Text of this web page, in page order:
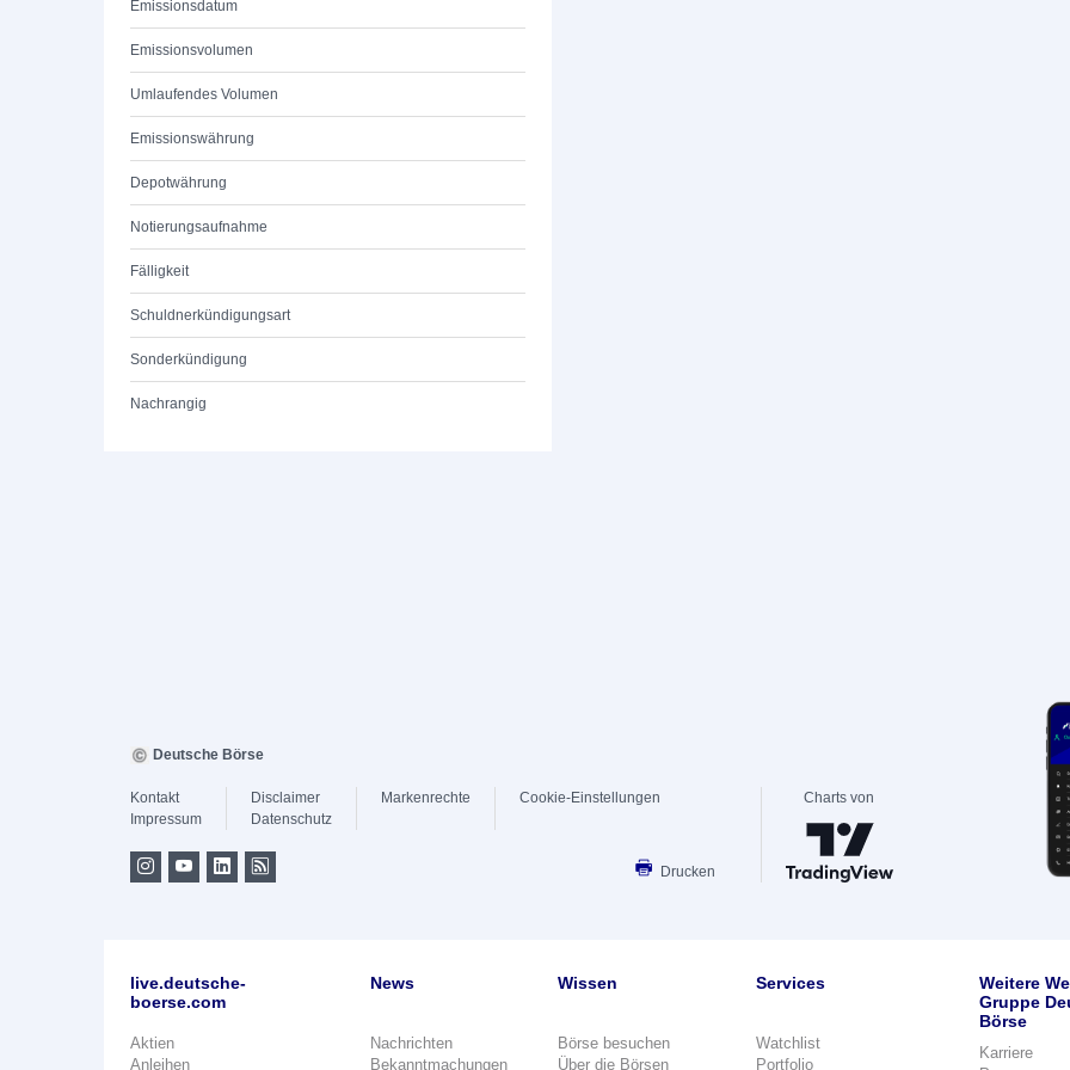
Emissionsdatum
Emissionsvolumen
Umlaufendes Volumen
Emissionswährung
Depotwährung
Notierungsaufnahme
Fälligkeit
Schuldnerkündigungsart
Sonderkündigung
Nachrangig
Deutsche Börse
Kontakt
Impressum
Disclaimer
Datenschutz
Markenrechte Cookie-Einstellungen
Drucken
Charts von
live.deutsche-
boerse.com
Aktien
Anleihen
News
Nachrichten
Bekanntmachungen
Wissen
Börse besuchen
Über die Börsen
Services
Watchlist
Portfolio
Weitere
Gruppe
Börse
Karriere